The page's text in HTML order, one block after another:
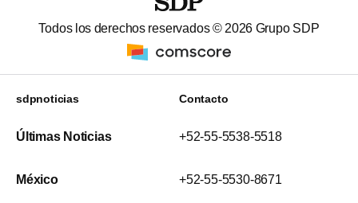
Todos los derechos reservados © 2026 Grupo SDP
sdpnoticias
Últimas Noticias
México
Contacto
+52-55-5538-5518
+52-55-5530-8671